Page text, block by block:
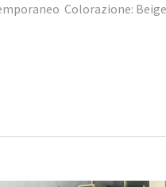
Colorazione: Beige